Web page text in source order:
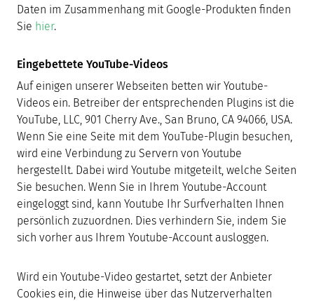
Daten im Zusammenhang mit Google-Produkten finden
Sie hier.
Eingebettete YouTube-Videos
Auf einigen unserer Webseiten betten wir Youtube-
Videos ein. Betreiber der entsprechenden Plugins ist die
YouTube, LLC, 901 Cherry Ave., San Bruno, CA 94066, USA.
Wenn Sie eine Seite mit dem YouTube-Plugin besuchen,
wird eine Verbindung zu Servern von Youtube
hergestellt. Dabei wird Youtube mitgeteilt, welche Seiten
Sie besuchen. Wenn Sie in Ihrem Youtube-Account
eingeloggt sind, kann Youtube Ihr Surfverhalten Ihnen
persönlich zuzuordnen. Dies verhindern Sie, indem Sie
sich vorher aus Ihrem Youtube-Account ausloggen.
Wird ein Youtube-Video gestartet, setzt der Anbieter
Cookies ein, die Hinweise über das Nutzerverhalten